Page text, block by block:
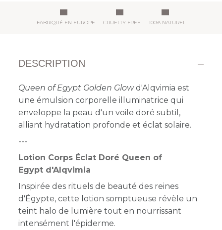
FABRIQUÉ EN EUROPE CRUELTY FREE 100% NATUREL
DESCRIPTION
Queen of Egypt Golden Glowd'Alqvimia est
une émulsion corporelle illuminatrice qui
enveloppe la peau d'un voile doré subtil,
alliant hydratation profonde et éclat solaire.
---
Lotion Corps Éclat Doré Queen of
Egypt d'Alqvimia
Inspirée des rituels de beauté des reines
d'Égypte, cette lotion somptueuse révèle un
teint halo de lumière tout en nourrissant
intensément l'épiderme.